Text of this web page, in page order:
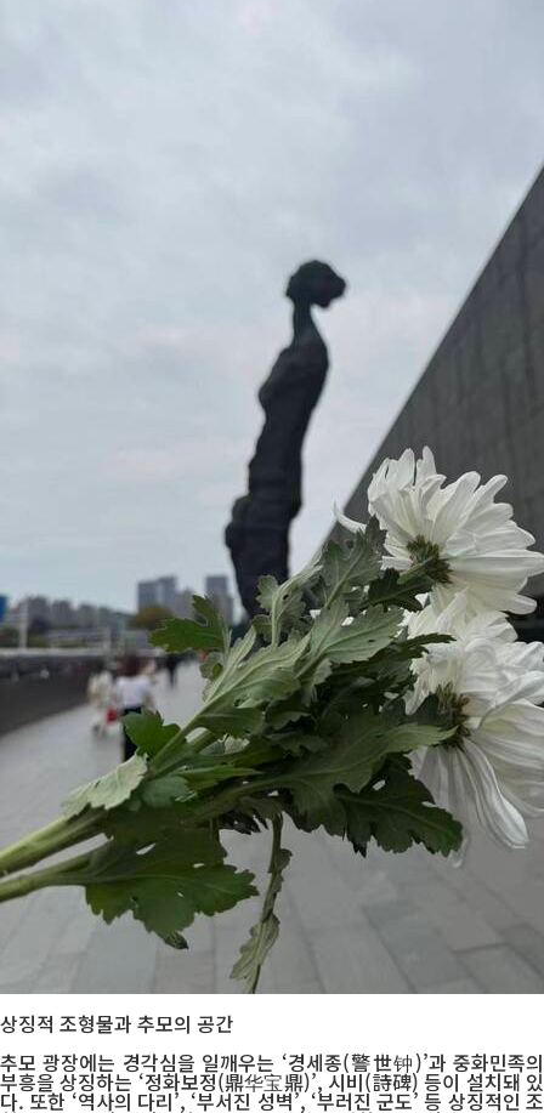
상징적 조형물과 추모의 공간
추모 광장에는 경각심을 일깨우는 ‘경세종(警世钟)’과 중화민족의
부흥을 상징하는 ‘정화보정(鼎华宝鼎)’, 시비(詩碑) 등이 설치돼 있
다. 또한 ‘역사의 다리’, ‘부서진 성벽’, ‘부러진 군도’ 등 상징적인 조